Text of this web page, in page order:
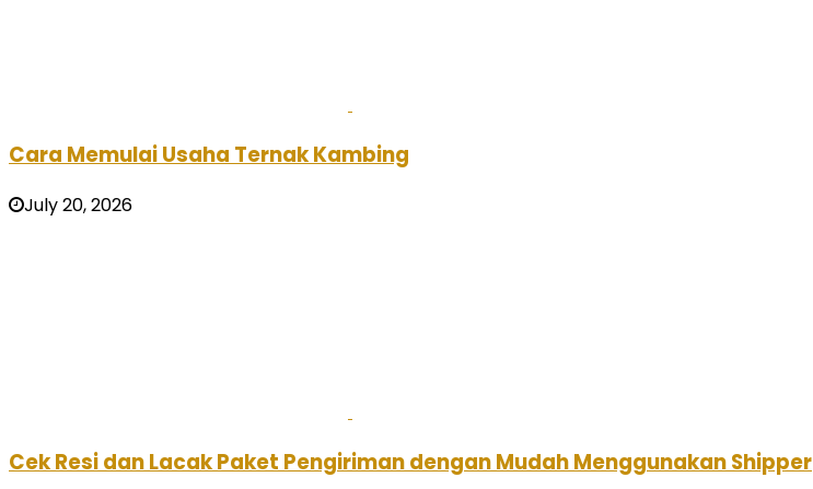
Cara Memulai Usaha Ternak Kambing
July 20, 2026
Cek Resi dan Lacak Paket Pengiriman dengan Mudah Menggunakan Shipper